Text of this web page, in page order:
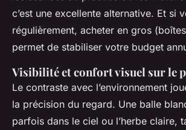
c’est une excellente alternative. Et si
régulièrement, acheter en gros
permet de stabiliser votre budget
Visibilité et confort visuel sur le
Le contraste avec l’environnement
la précision du regard. Une balle
parfois dans le ciel ou l’herbe claire,